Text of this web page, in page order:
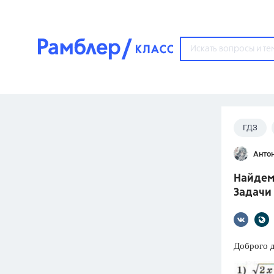
Популярные темы
ГДЗ
ОГЭ
ответов
ГДЗ
Доброго